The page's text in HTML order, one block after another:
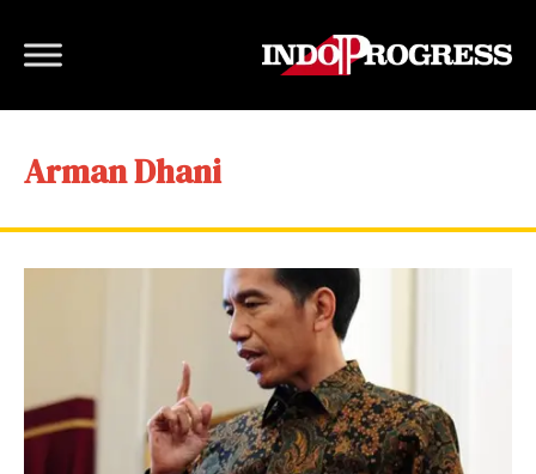
Arman Dhani